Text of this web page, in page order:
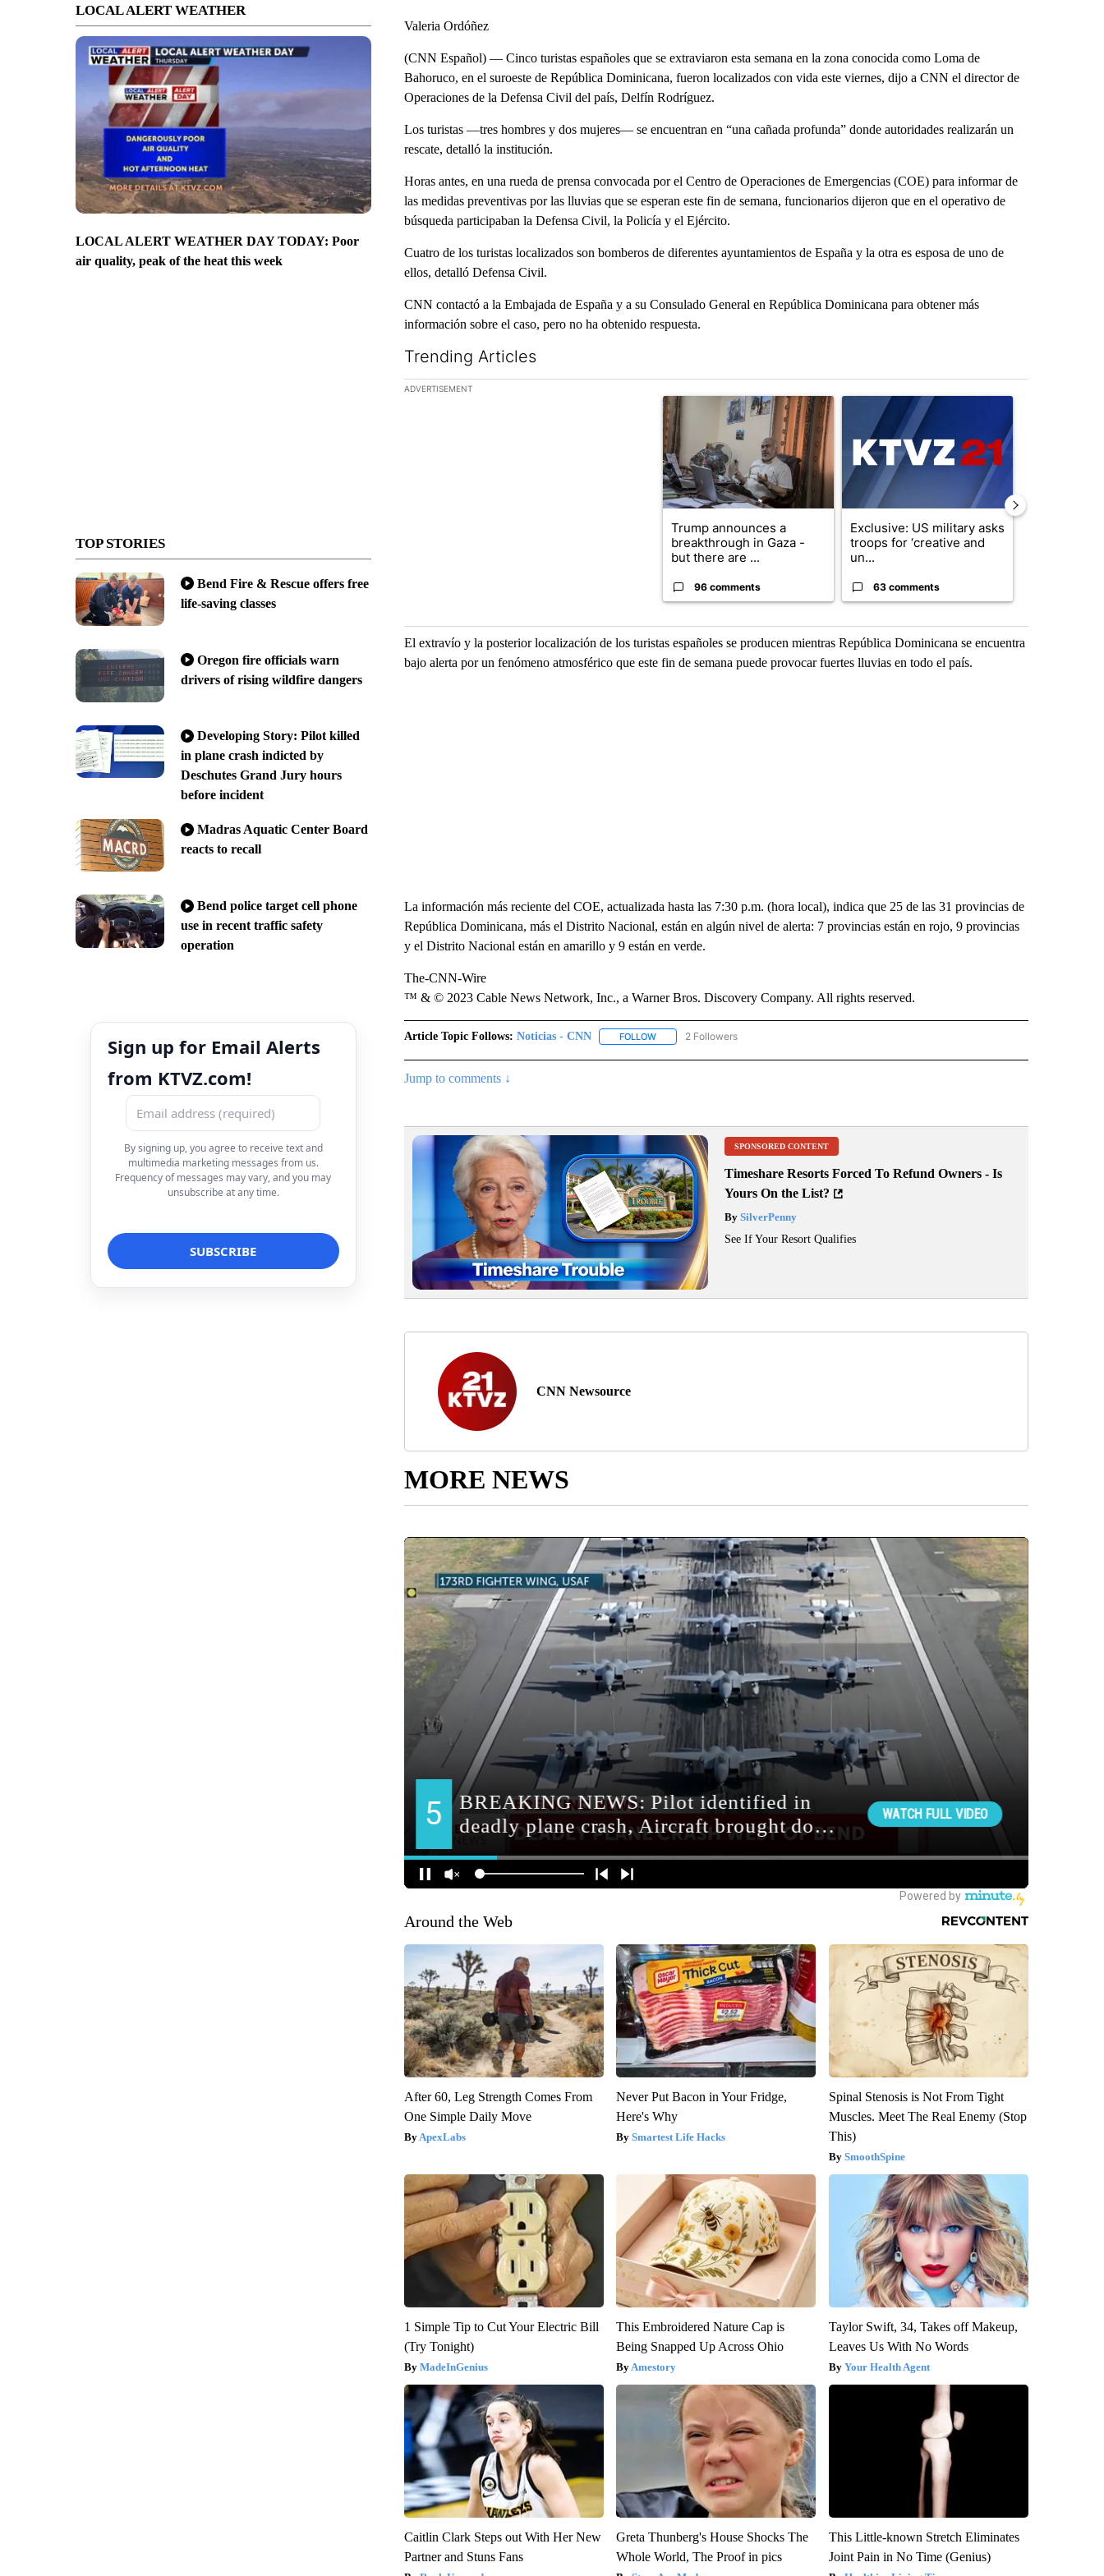
LOCAL ALERT WEATHER
LOCAL ALERT WEATHER DAY TODAY: Poor
air quality, peak of the heat this week
TOP STORIES
Bend Fire & Rescue offers free
life-saving classes
Oregon fire officials warn
drivers of rising wildfire dangers
Developing Story: Pilot killed
in plane crash indicted by
Deschutes Grand Jury hours
before incident
Madras Aquatic Center Board
reacts to recall
Bend police target cell phone
use in recent traffic safety
operation
Sign up for Email Alerts
from KTVZ.com!
By signing up, you agree to receive text and
multimedia marketing messages from us.
Frequency of messages may vary, and you may
unsubscribe at any time.
Valeria Ordóñez
(CNN Español) — Cinco turistas españoles que se extraviaron esta semana en la zona conocida como Loma de
Bahoruco, en el suroeste de República Dominicana, fueron localizados con vida este viernes, dijo a CNN el director de
Operaciones de la Defensa Civil del país, Delfín Rodríguez.
Los turistas —tres hombres y dos mujeres— se encuentran en “una cañada profunda” donde autoridades realizarán un
rescate, detalló la institución.
Horas antes, en una rueda de prensa convocada por el Centro de Operaciones de Emergencias (COE) para informar de
las medidas preventivas por las lluvias que se esperan este fin de semana, funcionarios dijeron que en el operativo de
búsqueda participaban la Defensa Civil, la Policía y el Ejército.
Cuatro de los turistas localizados son bomberos de diferentes ayuntamientos de España y la otra es esposa de uno de
ellos, detalló Defensa Civil.
CNN contactó a la Embajada de España y a su Consulado General en República Dominicana para obtener más
información sobre el caso, pero no ha obtenido respuesta.
Trending Articles
The following is a list of the most commented articles in the last 7 days.
ADVERTISEMENT
A trending article titled "Trump announces a breakthrough in Gaza - but there
Trump announces a
breakthrough in Gaza -
but there are ...
96 comments
A trending article titled "Exclusive: US military
Exclusive: US military asks
troops for ‘creative and
un...
63 comments
El extravío y la posterior localización de los turistas españoles se producen mientras República Dominicana se encuentra
bajo alerta por un fenómeno atmosférico que este fin de semana puede provocar fuertes lluvias en todo el país.
La información más reciente del COE, actualizada hasta las 7:30 p.m. (hora local), indica que 25 de las 31 provincias de
República Dominicana, más el Distrito Nacional, están en algún nivel de alerta: 7 provincias están en rojo, 9 provincias
y el Distrito Nacional están en amarillo y 9 están en verde.
The-CNN-Wire
™ & © 2023 Cable News Network, Inc., a Warner Bros. Discovery Company. All rights reserved.
Article Topic Follows: Noticias - CNN FOLLOWFOLLOW "NOTICIAS - CNN" TO RECEIVE NOTIFICATIONS ABOUT NEW PAGES ON "NOTICIAS - CNN".
2 Followers
Jump to comments ↓
SPONSORED CONTENT
Timeshare Resorts Forced To Refund Owners - Is
Yours On the List?
BySilverPenny
See If Your Resort Qualifies
CNN Newsource
MORE NEWS
Around the Web
After 60, Leg Strength Comes From
One Simple Daily Move
ApexLabs
Never Put Bacon in Your Fridge,
Here's Why
Smartest Life Hacks
Spinal Stenosis is Not From Tight
Muscles. Meet The Real Enemy (Stop
This)
SmoothSpine
1 Simple Tip to Cut Your Electric Bill
(Try Tonight)
MadeInGenius
This Embroidered Nature Cap is
Being Snapped Up Across Ohio
Amestory
Taylor Swift, 34, Takes off Makeup,
Leaves Us With No Words
Your Health Agent
Caitlin Clark Steps out With Her New
Partner and Stuns Fans
Greta Thunberg's House Shocks The
Whole World, The Proof in pics
This Little-known Stretch Eliminates
Joint Pain in No Time (Genius)